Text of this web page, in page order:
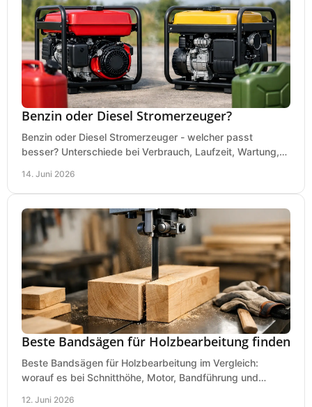
Benzin oder Diesel Stromerzeuger?
Benzin oder Diesel Stromerzeuger - welcher passt
besser? Unterschiede bei Verbrauch, Laufzeit, Wartung,
14. Juni 2026
Beste Bandsägen für Holzbearbeitung finden
Beste Bandsägen für Holzbearbeitung im Vergleich:
worauf es bei Schnitthöhe, Motor, Bandführung und
12. Juni 2026